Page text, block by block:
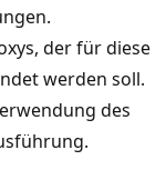
der für diese
werden soll.
des